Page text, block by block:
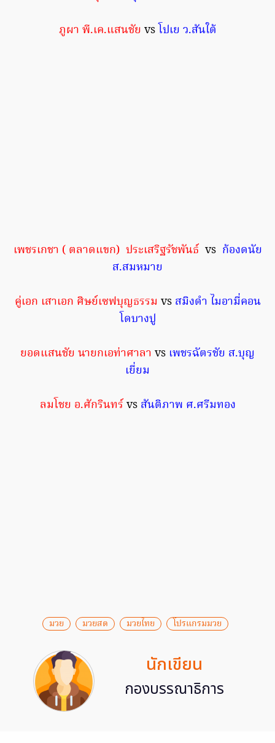
ภูผา พี.เค.แสนชัย vs โปเย ว.สันใต้
เพชรเกชา ( ตลาดแขก) ประเสริฐรัชพันธ์vs ก้องดนัย
ส.สมหมาย
คู่เอก เสาเอก ศิษย์เซฟบุญธรรม vs สมิงดำ ไมอามี่คอน
โดบางปู
ยอดแสนชัย นายกเอท่าศาลา vs เพชรฉัตรชัย ส.บุญ
เยี่ยม
ลมโชย อ.ศักรินทร์vs สันติภาพ ศ.ศรีมทอง
มวย มวยสด มวยไทย โปรแกรมมวย
นักเขียน
กองบรรณาธิการ